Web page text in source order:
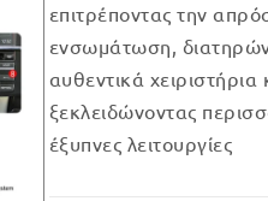
επιτρέποντας την
ενσωμάτωση,
αυθεντικά χειριστήρια
ξεκλειδώνοντας
έξυπνες λειτουργίες